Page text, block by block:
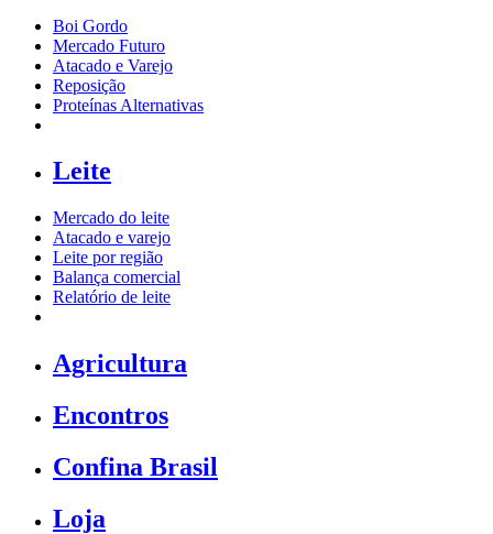
Boi Gordo
Mercado Futuro
Atacado e Varejo
Reposição
Proteínas Alternativas
Leite
Mercado do leite
Atacado e varejo
Leite por região
Balança comercial
Relatório de leite
Agricultura
Encontros
Confina Brasil
Loja